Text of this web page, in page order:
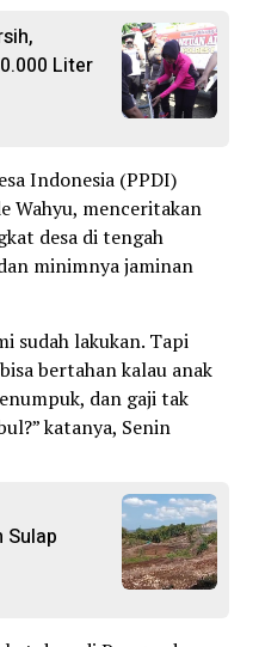
Liter
Indonesia (PPDI)
Wahyu, menceritakan
desa di tengah
minimnya jaminan
sudah lakukan. Tapi
bertahan kalau anak
dan gaji tak
katanya, Senin
Sulap